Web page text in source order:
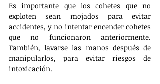
Es importante que los cohetes que no
exploten sean mojados para evitar
accidentes, y no intentar encender cohetes
que no funcionaron anteriormente.
También, lavarse las manos después de
manipularlos, para evitar riesgos de
intoxicación.